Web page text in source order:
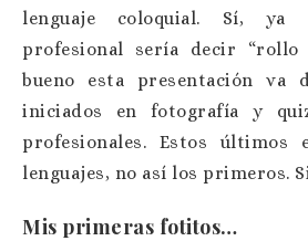
lenguaje coloquial. Sí, ya
profesional sería decir “rollo
bueno esta presentación va
iniciados en fotografía y
profesionales. Estos últimos
lenguajes, no así los primeros.
Mis primeras fotitos…